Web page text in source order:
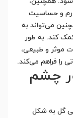
و حساسیت
می‌تواند به
کند. به طور
موثر و طبیعی،
را فراهم می‌کند.
چشم
سی گل به شکل